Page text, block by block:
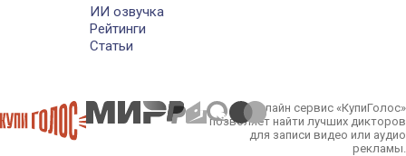
ИИ озвучка
Рейтинги
Статьи
Онлайн сервис «КупиГолос»
позволяет найти лучших дикторов
для записи видео или аудио
рекламы.